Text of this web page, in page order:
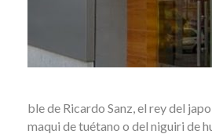
ble de Ricardo Sanz, el rey del
maqui de tuétano o del niguiri de